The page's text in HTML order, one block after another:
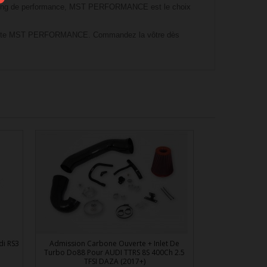
de performance, MST PERFORMANCE est le choix
MST PERFORMANCE. Commandez la vôtre dès
RS3
Admission Carbone Ouverte + Inlet De
Turbo Do88 Pour AUDI TTRS 8S 400Ch 2.5
TFSI DAZA (2017+)